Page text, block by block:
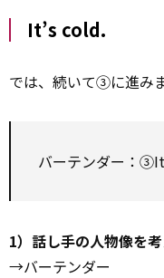
It’s cold.
では、続いて③に進み
バーテンダー：
1）話し手の人物像を
→バーテンダー